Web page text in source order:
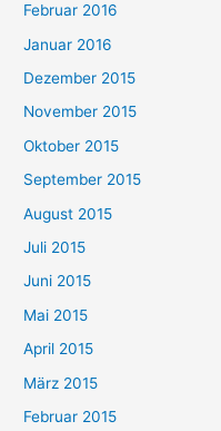
Februar 2016
Januar 2016
Dezember 2015
November 2015
Oktober 2015
September 2015
August 2015
Juli 2015
Juni 2015
Mai 2015
April 2015
März 2015
Februar 2015